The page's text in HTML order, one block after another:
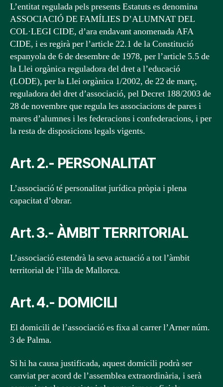
L’entitat regulada pels presents Estatuts es denomina
ASSOCIACIÓ DE FAMÍLIES D’ALUMNAT DEL
COL·LEGI CIDE, d’ara endavant anomenada AFA
CIDE, i es regirà per l’article 22.1 de la Constitució
espanyola de 6 de desembre de 1978, per l’article 5.5 de
la Llei orgànica reguladora del dret a l’educació
(LODE), per la Llei orgànica 1/2002, de 22 de març,
reguladora del dret d’associació, pel Decret 188/2003 de
28 de novembre que regula les associacions de pares i
mares d’alumnes i les federacions i confederacions, i per
la resta de disposicions legals vigents.
Art. 2.- PERSONALITAT
L’associació té personalitat jurídica pròpia i plena
capacitat d’obrar.
Art. 3.- ÀMBIT TERRITORIAL
L’associació estendrà la seva actuació a tot l’àmbit
territorial de l’illa de Mallorca.
Art. 4.- DOMICILI
El domicili de l’associació es fixa al carrer l’Arner núm.
3 de Palma.
Si hi ha causa justificada, aquest domicili podrà ser
canviat per acord de l’assemblea extraordinària, i serà